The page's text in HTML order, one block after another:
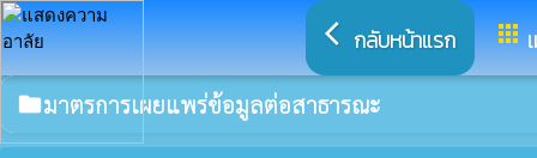
arrow_back_ios กลับหน้าแรก apps
folderมาตรการเผยแพร่ข้อมูลต่อสาธารณะ